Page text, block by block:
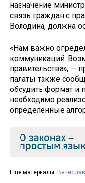
назначение
связь граждан с
Володина, должна
«Нам важно
коммуникаций.
правительства», —
палаты также
обсудить формат и
необходимо
определённые
Ещё материалы: